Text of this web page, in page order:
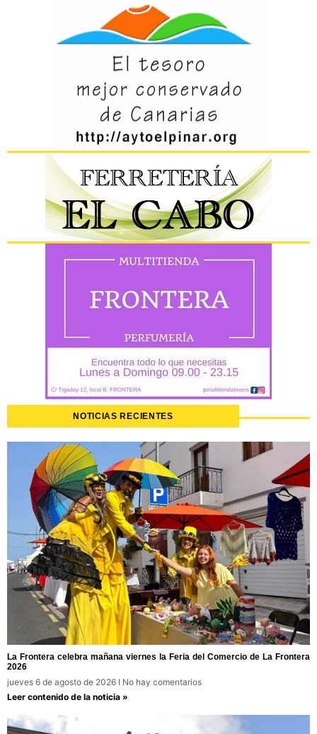
NOTICIAS RECIENTES
La Frontera celebra mañana viernes la Feria del Comercio de La Frontera
2026
jueves 6 de agosto de 2026
No hay comentarios
Leer contenido de la noticia »